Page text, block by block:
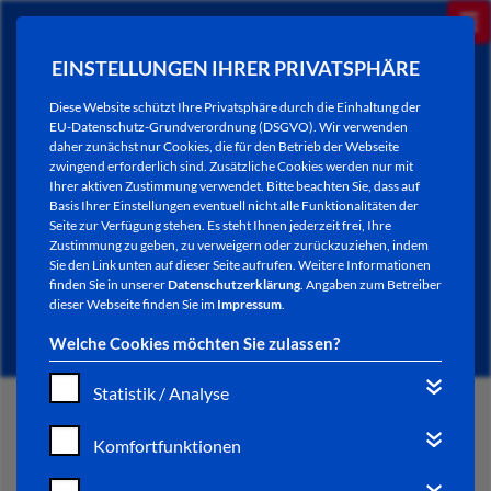
EINSTELLUNGEN IHRER PRIVATSPHÄRE
Diese Website schützt Ihre Privatsphäre durch die Einhaltung der
EU-Datenschutz-Grundverordnung (DSGVO). Wir verwenden
daher zunächst nur Cookies, die für den Betrieb der Webseite
zwingend erforderlich sind. Zusätzliche Cookies werden nur mit
Ihrer aktiven Zustimmung verwendet. Bitte beachten Sie, dass auf
Basis Ihrer Einstellungen eventuell nicht alle Funktionalitäten der
Seite zur Verfügung stehen. Es steht Ihnen jederzeit frei, Ihre
Zustimmung zu geben, zu verweigern oder zurückzuziehen, indem
Sie den Link unten auf dieser Seite aufrufen. Weitere Informationen
finden Sie in unsererDatenschutzerklärung. Angaben zum Betreiber
dieser Webseite finden Sie im Impressum.
Welche Cookies möchten Sie zulassen?
Statistik / Analyse
Komfortfunktionen
NEWSLETTER / CITY LETTER
START